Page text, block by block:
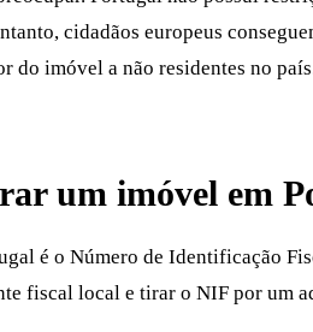
cidadãos europeus
imóvel a não residentes no
um imóvel em
é o Número de Identificação
fiscal local e tirar o NIF por